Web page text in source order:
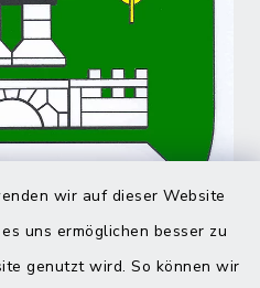
wir auf dieser Website
uns ermöglichen besser zu
genutzt wird. So können wir